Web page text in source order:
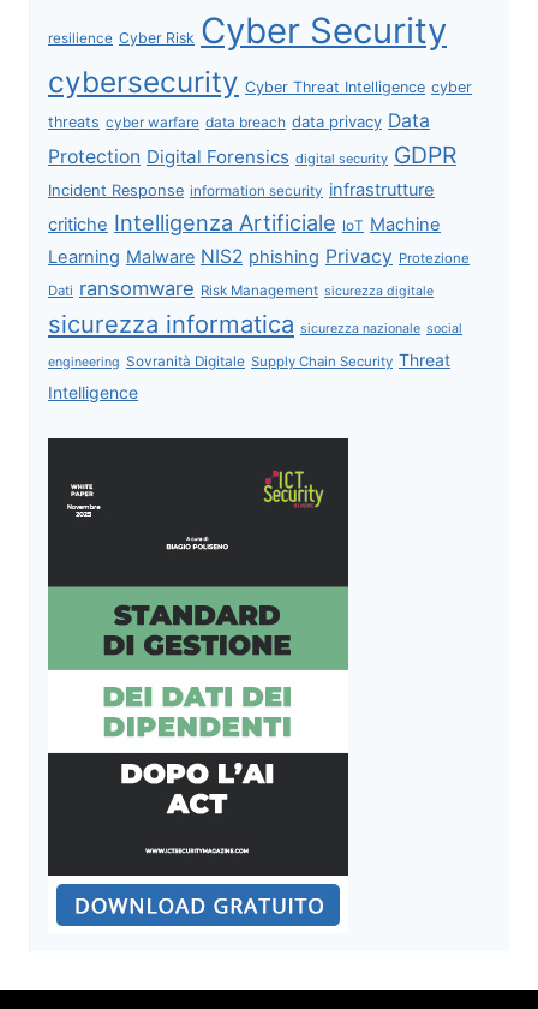
resilience Cyber Risk Cyber Security
cybersecurity Cyber Threat Intelligence cyber
threats cyber warfare data breach data privacy Data
Protection Digital Forensics digital security GDPR
Incident Response information security infrastrutture
critiche Intelligenza Artificiale IoT Machine
Learning Malware NIS2 phishing Privacy Protezione
Dati ransomware Risk Management sicurezza digitale
sicurezza informatica sicurezza nazionale social
engineering Sovranità Digitale Supply Chain Security Threat
Intelligence